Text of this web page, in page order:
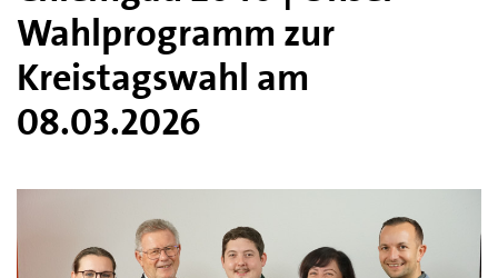
Wahlprogramm zur
Kreistagswahl am
08.03.2026